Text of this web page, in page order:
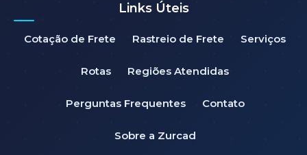
Links Úteis
Cotação de Frete Rastreio de Frete Serviços
Rotas Regiões Atendidas
Perguntas Frequentes Contato
Sobre a Zurcad